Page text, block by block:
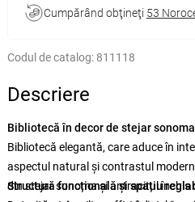
Cumpărând obţineţi 53
Codul de catalog: 811118
Descriere
Bibliotecă în decor de stejar
Bibliotecă elegantă, care aduce în
aspectul natural și contrastul
din stejar sonoma și antracitul închis
Structură funcțională și spațiu